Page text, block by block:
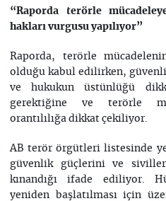
“Raporda terörle
hakları vurgusu yapılıyor”
Raporda, terörle
olduğu kabul edilirken,
ve hukukun üstünlüğü
gerektiğine ve terörle
orantılılığa dikkat çekiliyor.
AB terör örgütleri listesinde
güvenlik güçlerini ve
kınandığı ifade ediliyor.
yeniden başlatılması için